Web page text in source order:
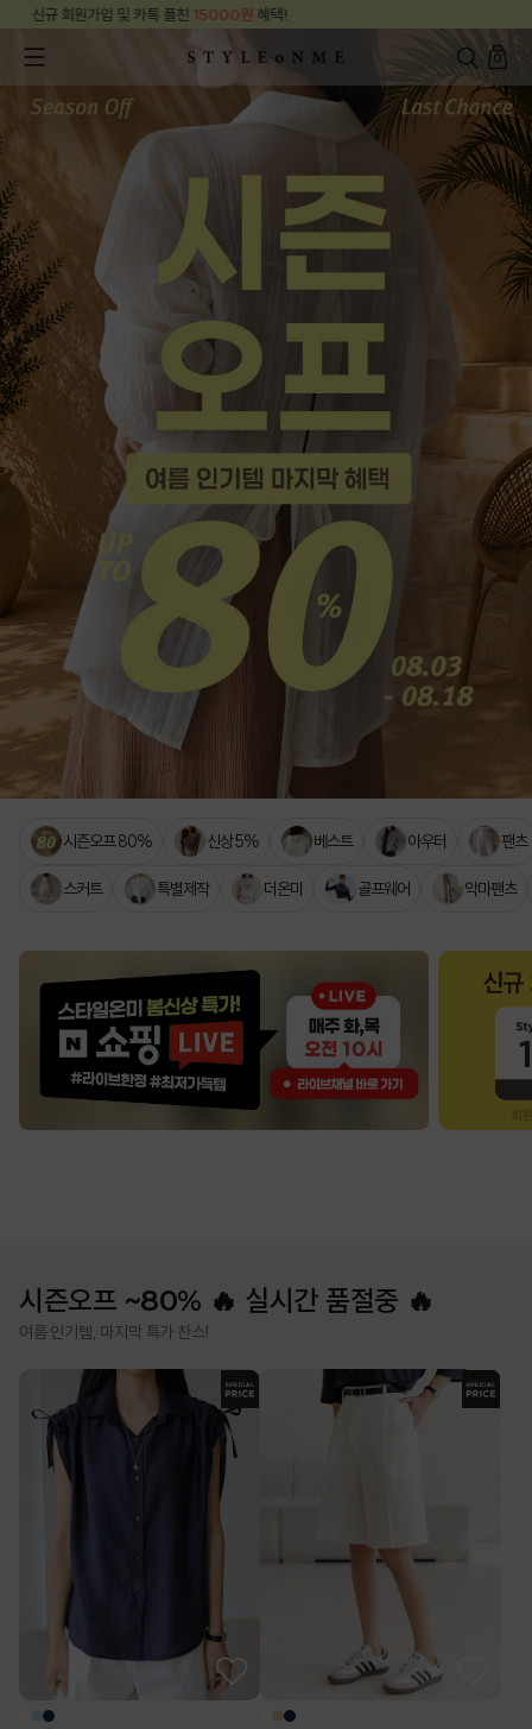
신규 회원가입 및 카톡 플친
0
시즌오프 80% 신상 5% 베스트 아우터 팬츠
스커트 특별제작 더온미 골프웨어 악마팬츠
시즌오프 ~80% 🔥 실시간 품절중 🔥
여름 인기템, 마지막 특가 찬스!